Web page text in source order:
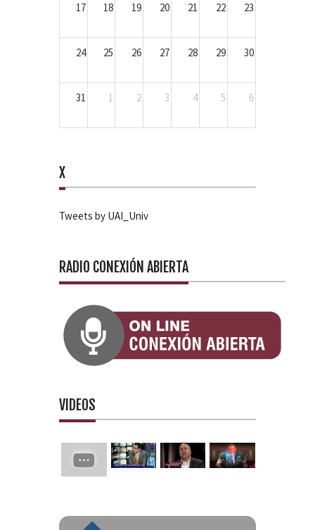
17 18 19 20 21 22 23
24 25 26 27 28 29 30
31 1 2 3 4 5 6
X
Tweets by UAI_Univ
RADIO CONEXIÓN ABIERTA
VIDEOS